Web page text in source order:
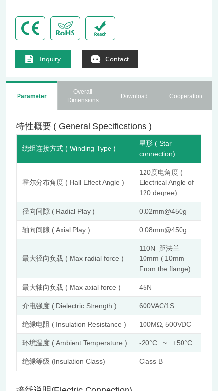
Inquiry Contact
Parameter
Overall
Dimensions
Download Cooperation
特性概要 ( General Specifications )
绕组连接方式 ( Winding Type )
星形 ( Star
connection)
霍尔分布角度 ( Hall Effect Angle )
120度电角度 (
Electrical Angle of
120 degree)
径向间隙 ( Radial Play ) 0.02mm@450g
轴向间隙 ( Axial Play ) 0.08mm@450g
最大径向负载 ( Max radial force )
110N 距法兰
10mm ( 10mm
From the flange)
最大轴向负载 ( Max axial force ) 45N
介电强度 ( Dielectric Strength ) 600VAC/1S
绝缘电阻 ( Insulation Resistance ) 100MΩ, 500VDC
环境温度 ( Ambient Temperature ) -20°C ~ +50°C
绝缘等级 (Insulation Class) Class B